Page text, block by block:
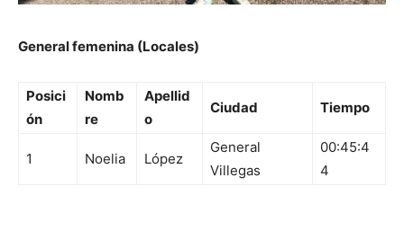
General femenina (Locales)
Posici
ón
Nomb
re
Apellid
o
Ciudad Tiempo
1 Noelia López
General
Villegas
00:45:4
4